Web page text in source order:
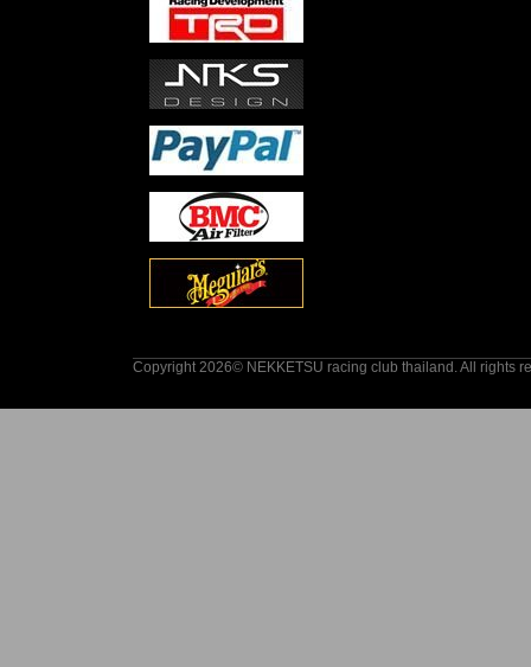
Copyright 2026© NEKKETSU racing club thailand. All rights